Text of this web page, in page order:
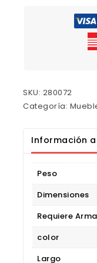
SKU: 280072
Categoría:
Información
Peso
Dimensiones
Requiere
color
Largo